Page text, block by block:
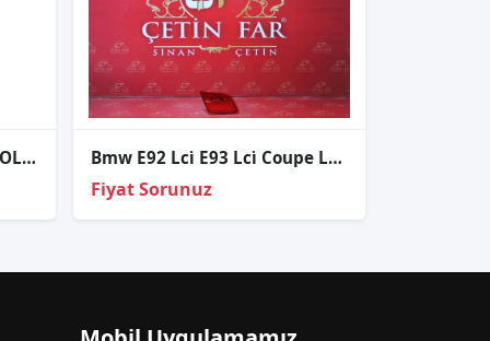
ÇIKMA BMW 5 SERİSİ F10 SOL ÖN FAR 1LL010131-23 Bmw E92 Lci̇ E93 Lci̇ Coupe Ledli̇ Sol İç Stop
Fiyat Sorunuz